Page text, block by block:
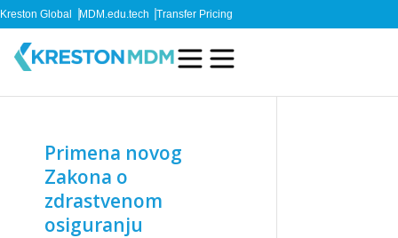
Kreston Global MDM.edu.tech Transfer Pricing
Primena novog
Zakona o
zdrastvenom
osiguranju